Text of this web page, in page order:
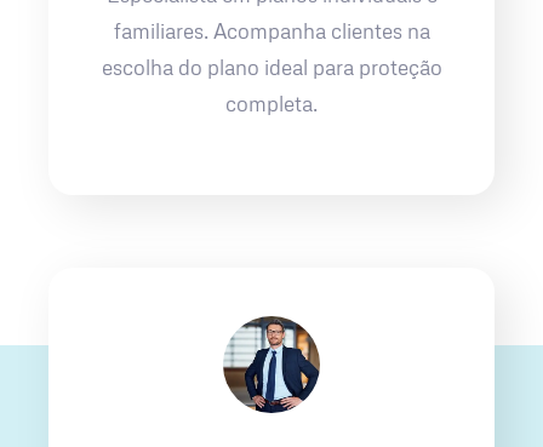
familiares. Acompanha clientes na
escolha do plano ideal para proteção
completa.